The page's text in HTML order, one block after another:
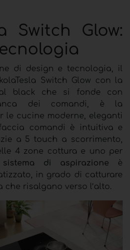
Switch Glow:
di design e tecnologia, il
Switch Glow con la
black che si fonde con
dei comandi, è la
le cucine moderne, eleganti
comandi è intuitiva e
a 5 touch a scorrimento,
4 zone cottura e uno per
sistema di aspirazione è
in grado di catturare
risalgano verso l’alto.